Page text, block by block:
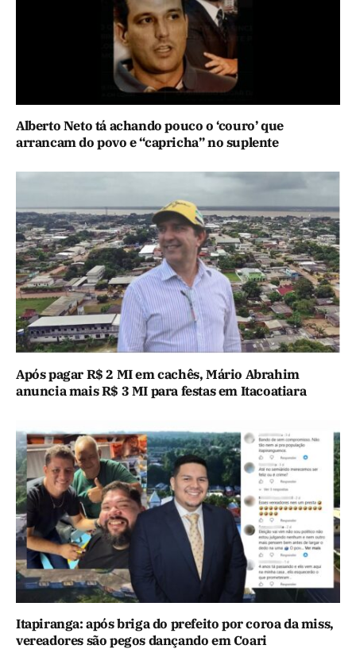
Alberto Neto tá achando pouco o ‘couro’ que
arrancam do povo e “capricha” no suplente
Após pagar R$ 2 MI em cachês, Mário Abrahim
anuncia mais R$ 3 MI para festas em Itacoatiara
Itapiranga: após briga do prefeito por coroa da miss,
vereadores são pegos dançando em Coari